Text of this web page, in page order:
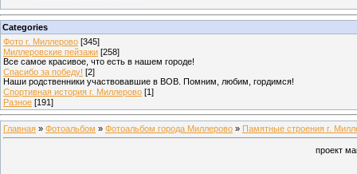
Categories
Фото г. Миллерово [345]
Миллеровские пейзажи [258]
Все самое красивое, что есть в нашем городе!
Спасибо за победу! [2]
Наши родственники участвовавшие в ВОВ. Помним, любим, гордимся!
Спортивная история г. Миллерово [1]
Разное [191]
Главная » Фотоальбом » Фотоальбом города Миллерово » Памятные строения г.
проект